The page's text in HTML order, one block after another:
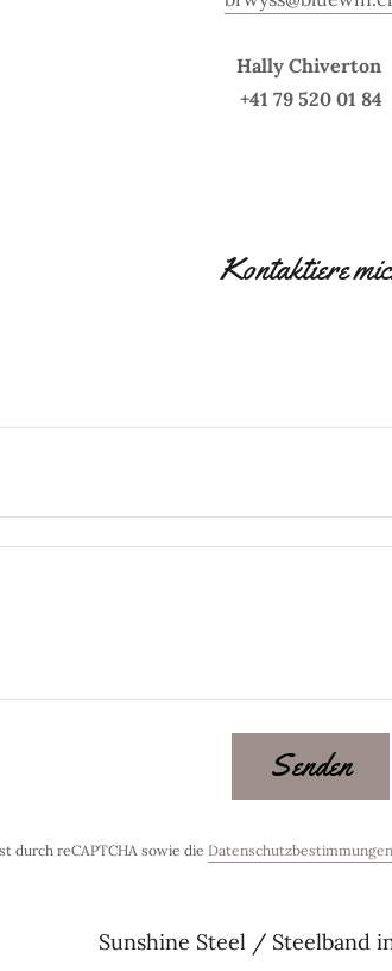
Hally Chiverton
+41 79 520 01 84
Kontaktiere
Senden
durch reCAPTCHA sowie die Datenschutzbestimmungen
Sunshine Steel / Steelband